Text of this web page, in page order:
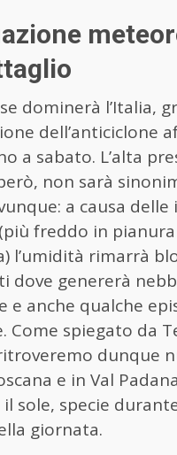
dominerà l’Italia,
dell’anticiclone
a sabato. L’alta
non sarà
a causa delle
freddo in
l’umidità rimarrà
dove genererà
e anche qualche
Come spiegato da
dunque
e in Val
sole, specie
giornata.